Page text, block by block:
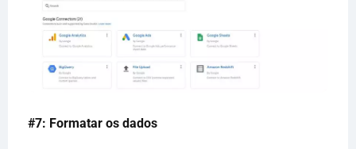
#7: Formatar os dados